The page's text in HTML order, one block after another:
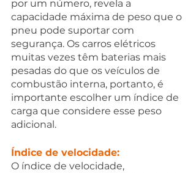
por um número, revela a
capacidade máxima de peso que o
pneu pode suportar com
segurança. Os carros elétricos
muitas vezes têm baterias mais
pesadas do que os veículos de
combustão interna, portanto, é
importante escolher um índice de
carga que considere esse peso
adicional.
Índice de velocidade:
O índice de velocidade,